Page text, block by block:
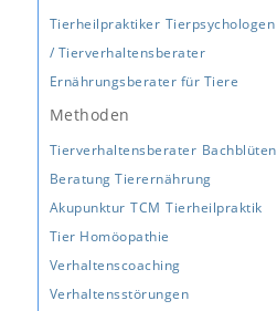
Tierheilpraktiker Tierpsychologen
/ Tierverhaltensberater
Ernährungsberater für Tiere
Methoden
Tierverhaltensberater Bachblüten
BeratungTierernährung
Akupunktur TCM Tierheilpraktik
Tier Homöopathie
Verhaltenscoaching
Verhaltensstörungen